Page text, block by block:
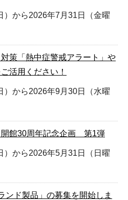
）から2026年7月31日（金曜
策「熱中症警戒アラート」や
活用ください！
）から2026年9月30日（水曜
館30周年記念企画 第1弾
）から2026年5月31日（日曜
ンド製品」の募集を開始しま